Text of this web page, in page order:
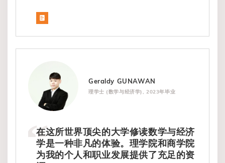
Geraldy GUNAWAN
理学士 (数学与经济学), 2023年毕业
在这所世界顶尖的大学修读数学与经济
学是一种非凡的体验。理学院和商学院
为我的个人和职业发展提供了充足的资